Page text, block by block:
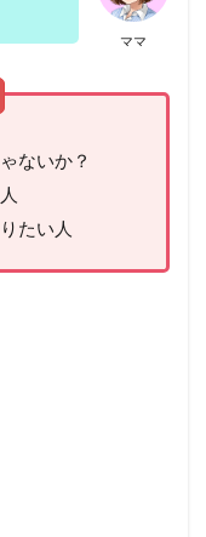
ママ
ないか？
たい人